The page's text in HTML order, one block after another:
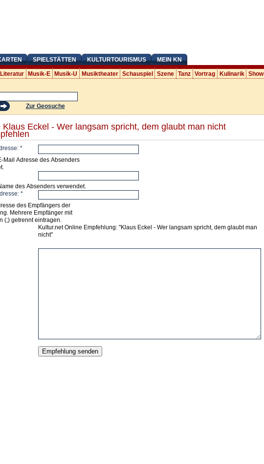
SPIELSTÄTTEN KULTURTOURISMUS MEIN KN
Literatur Musik-E Musik-U Musiktheater Schauspiel Szene Tanz Vortrag Kulinarik Show
Zur Geosuche
Klaus Eckel - Wer langsam spricht, dem glaubt man nicht
*
Mail Adresse des Absenders
des Absenders verwendet.
*
des Empfängers der
Mehrere Empfänger mit
(;) getrennt eintragen.
Kultur.net Online Empfehlung: "Klaus Eckel - Wer langsam spricht, dem glaubt man
nicht"